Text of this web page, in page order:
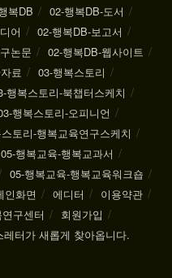
복DB
02-행복DB-도서
어
02-행복DB-보고서
논문
02-행복DB-웹사이트
료
03-행복스토리
행복스토리-북챕터스케치
행복스토리-오피니언
토리-행복교육연구스케치
05-행복교육-행복교과서
05-행복교육-행복교육워크숍
인화면 에디터
이용약관
구센터
회원가입
터가 새롭게 찾아옵니다.